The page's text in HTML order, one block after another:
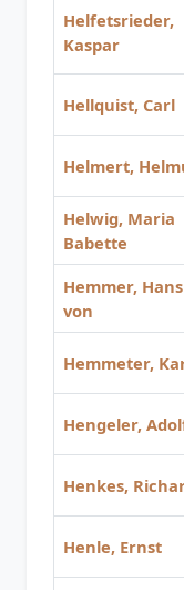
Helfetsrieder,
Kaspar
Hellquist, Carl
Helmert,
Helwig, Maria
Babette
Hemmer, Hans
von
Hemmeter,
Hengeler,
Henkes,
Henle, Ernst